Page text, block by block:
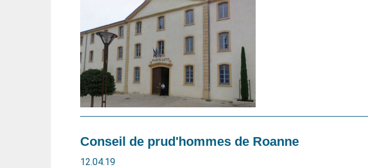
Conseil de prud'hommes de Roanne
12.04.19